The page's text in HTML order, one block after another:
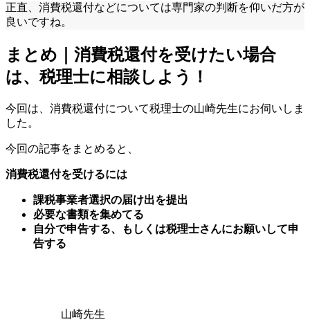
正直、消費税還付などについては専門家の判断を仰いだ方が
良いですね。
まとめ｜消費税還付を受けたい場合
は、税理士に相談しよう！
今回は、消費税還付について税理士の山崎先生にお伺いしま
した。
今回の記事をまとめると、
消費税還付を受けるには
課税事業者選択の届け出を提出
必要な書類を集めてる
自分で申告する、もしくは税理士さんにお願いして申
告する
山崎先生